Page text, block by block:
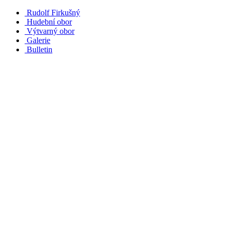
Rudolf Firkušný
Hudební obor
Výtvarný obor
Galerie
Bulletin